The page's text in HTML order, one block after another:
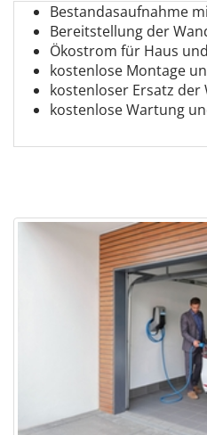
Bestandasaufnahme
Bereitstellung der
Ökostrom für Haus
kostenlose Montage
kostenloser Ersatz der
kostenlose Wartung